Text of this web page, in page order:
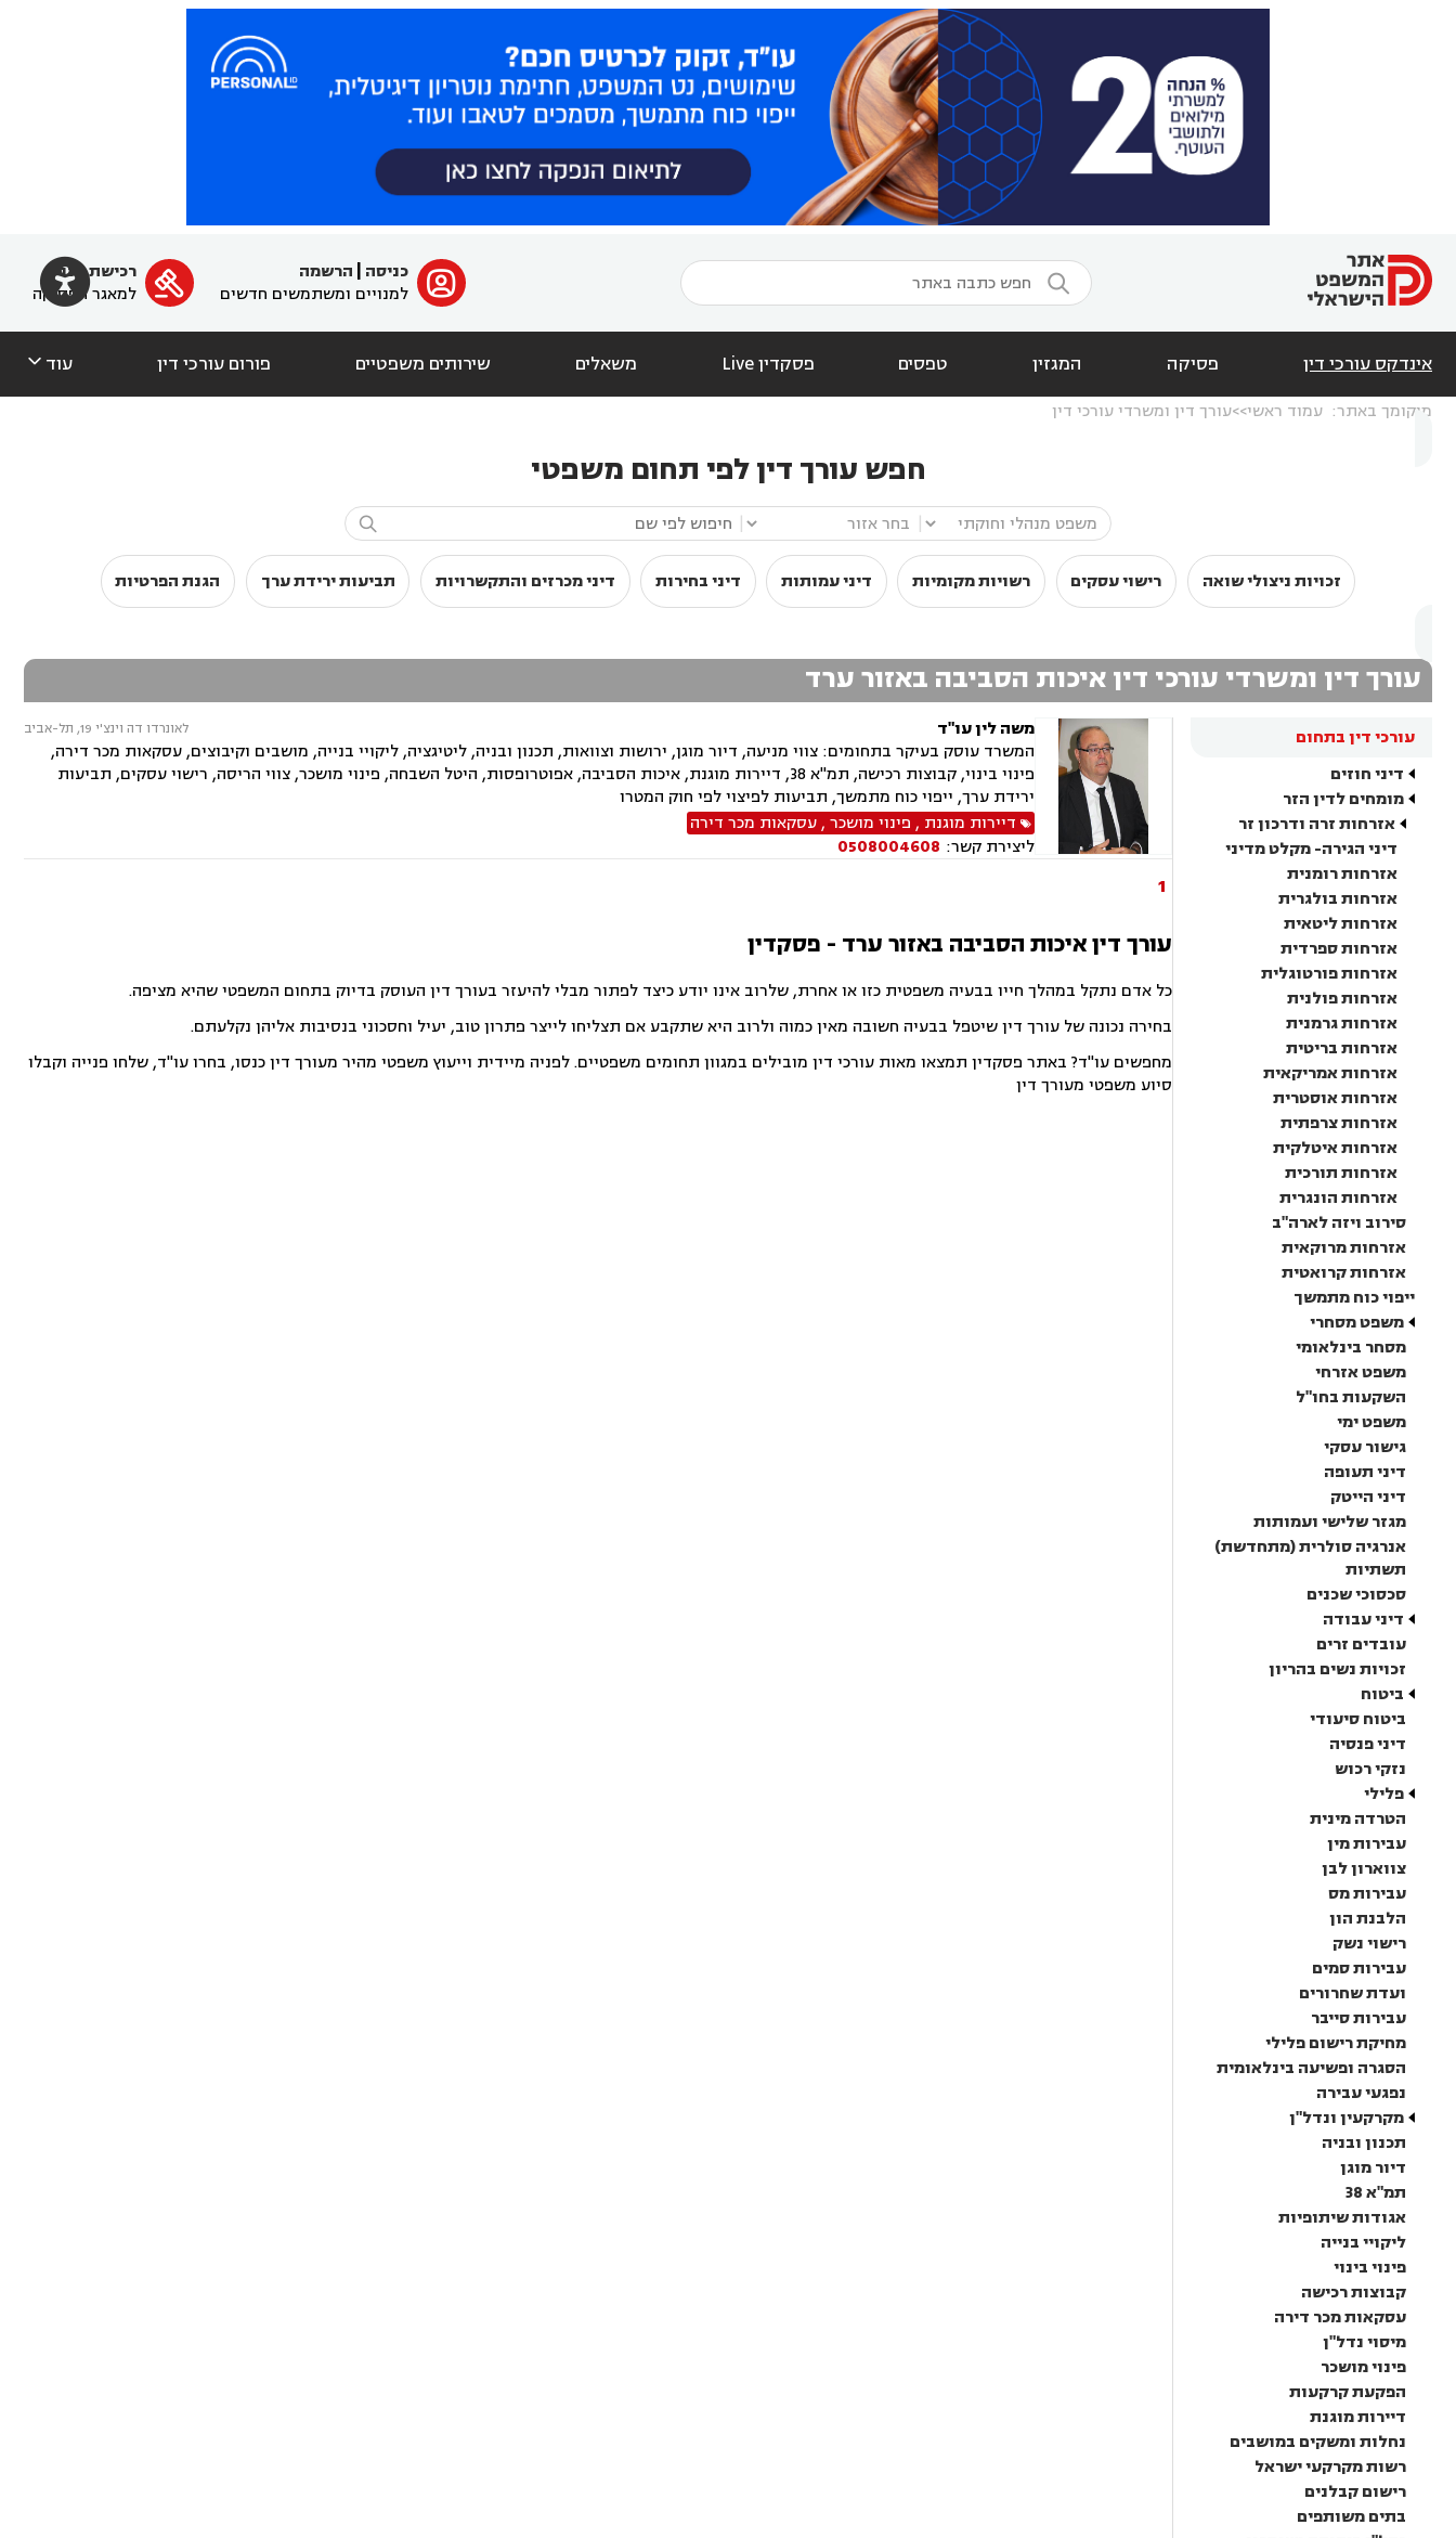
  ﱐ כניסה
הרשמה
למנויים ומשתמשים חדשים

רכישת מנוי
למאגר הפסיקה
אינדקס עורכי דין פסיקה המגזין טפסים פסקדין Live משאלים שירותים משפטיים פורום עורכי דין עוד 
מיקומך באתר: עמוד ראשי עורך דין ומשרדי עורכי דין
חפש עורך דין לפי תחום משפטי

זכויות ניצולי שואה רישוי עסקים רשויות מקומיות דיני עמותות דיני בחירות דיני מכרזים והתקשרויות תביעות ירידת ערך הגנת הפרטיות
עורך דין ומשרדי עורכי דין איכות הסביבה באזור ערד
עורכי דין בתחום
דיני חוזים
מומחים לדין הזר
אזרחות זרה ודרכון זר
דיני הגירה- מקלט מדיני
אזרחות רומנית
אזרחות בולגרית
אזרחות ליטאית
אזרחות ספרדית
אזרחות פורטוגלית
אזרחות פולנית
אזרחות גרמנית
אזרחות בריטית
אזרחות אמריקאית
אזרחות אוסטרית
אזרחות צרפתית
אזרחות איטלקית
אזרחות תורכית
אזרחות הונגרית
סירוב ויזה לארה"ב
אזרחות מרוקאית
אזרחות קרואטית
ייפוי כוח מתמשך
משפט מסחרי
מסחר בינלאומי
משפט אזרחי
השקעות בחו"ל
משפט ימי
גישור עסקי
דיני תעופה
דיני הייטק
מגזר שלישי ועמותות
אנרגיה סולרית (מתחדשת)
תשתיות
סכסוכי שכנים
דיני עבודה
עובדים זרים
זכויות נשים בהריון
ביטוח
ביטוח סיעודי
דיני פנסיה
נזקי רכוש
פלילי
הטרדה מינית
עבירות מין
צווארון לבן
עבירות מס
הלבנת הון
רישוי נשק
עבירות סמים
ועדת שחרורים
עבירות סייבר
מחיקת רישום פלילי
הסגרה ופשיעה בינלאומית
נפגעי עבירה
מקרקעין ונדל"ן
תכנון ובניה
דיור מוגן
תמ"א 38
אגודות שיתופיות
ליקויי בנייה
פינוי בינוי
קבוצות רכישה
עסקאות מכר דירה
מיסוי נדל"ן
פינוי מושכר
הפקעת קרקעות
דיירות מוגנת
נחלות ומשקים במושבים
רשות מקרקעי ישראל
רישום קבלנים
בתים משותפים
משה לין עו"ד לאונרדו דה וינצ'י 19, תל-אביב
המשרד עוסק בעיקר בתחומים: צווי מניעה, דיור מוגן, ירושות וצוואות, תכנון ובניה, ליטיגציה, ליקויי בנייה, מושבים וקיבוצים, עסקאות מכר דירה,
פינוי בינוי, קבוצות רכישה, תמ"א 38, דיירות מוגנת, איכות הסביבה, אפוטרופסות, היטל השבחה, פינוי מושכר, צווי הריסה, רישוי עסקים, תביעות
ירידת ערך, ייפוי כוח מתמשך, תביעות לפיצוי לפי חוק המטרו
דיירות מוגנת , פינוי מושכר,עסקאות מכר דירה
ליצירת קשר: 0508004608
1
עורך דין איכות הסביבה באזור ערד - פסקדין
כל אדם נתקל במהלך חייו בבעיה משפטית כזו או אחרת, שלרוב אינו יודע כיצד לפתור מבלי להיעזר בעורך דין העוסק בדיוק בתחום המשפטי שהיא מציפה.
בחירה נכונה של עורך דין שיטפל בבעיה חשובה מאין כמוה ולרוב היא שתקבע אם תצליחו לייצר פתרון טוב, יעיל וחסכוני בנסיבות אליהן נקלעתם.
מחפשים עו"ד? באתר פסקדין תמצאו מאות עורכי דין מובילים במגוון תחומים משפטיים. לפניה מיידית וייעוץ משפטי מהיר מעורך דין כנסו, בחרו עו"ד, שלחו פנייה וקבלו
סיוע משפטי מעורך דין